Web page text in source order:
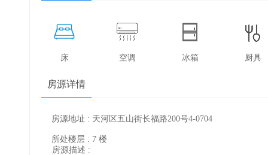
床 空调 冰箱 厨具
房源详情
房源地址 : 天河区五山街长福路200号4-0704
所处楼层 : 7 楼
房源描述 :